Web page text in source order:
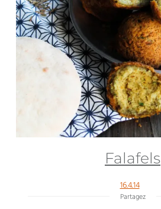
Falafels
16.4.14
Partagez